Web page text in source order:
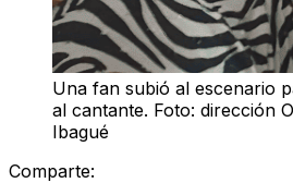
Una fan subió al escenario
al cantante. Foto: dirección
Ibagué
Comparte: